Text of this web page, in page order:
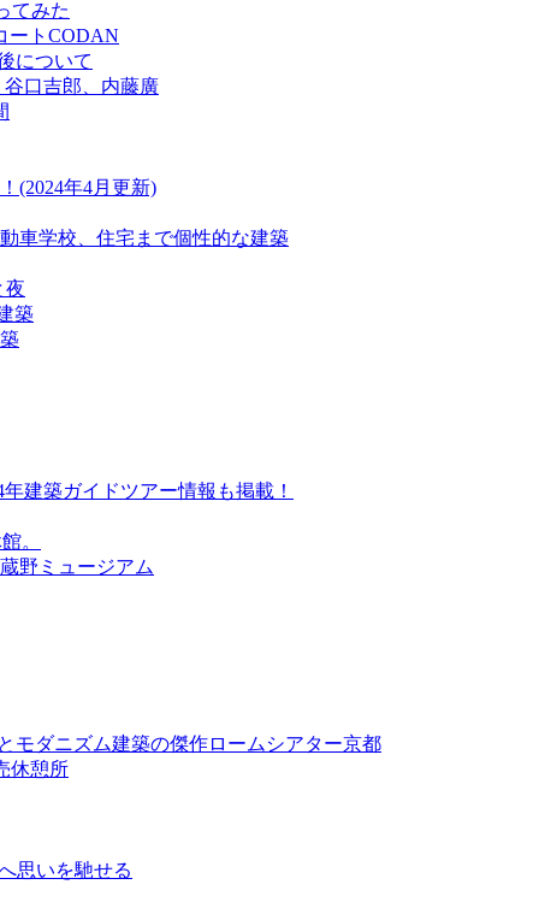
てみた
ートCODAN
について
口吉郎、内藤廣
(2024年4月更新)
車学校、住宅まで個性的な建築
夜
築
建築ガイドツアー情報も掲載！
。
野ミュージアム
モダニズム建築の傑作ロームシアター京都
休憩所
思いを馳せる